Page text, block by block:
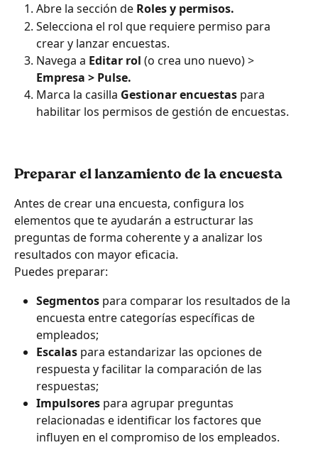
Abre la sección de Roles y permisos.
Selecciona el rol que requiere permiso para
crear y lanzar encuestas.
Navega a Editar rol (o crea uno nuevo) >
Empresa > Pulse.
Marca la casilla Gestionar encuestas para
habilitar los permisos de gestión de encuestas.
Preparar el lanzamiento de la encuesta
Antes de crear una encuesta, configura los
elementos que te ayudarán a estructurar las
preguntas de forma coherente y a analizar los
resultados con mayor eficacia.
Puedes preparar:
Segmentos para comparar los resultados de la
encuesta entre categorías específicas de
empleados;
Escalas para estandarizar las opciones de
respuesta y facilitar la comparación de las
respuestas;
Impulsores para agrupar preguntas
relacionadas e identificar los factores que
influyen en el compromiso de los empleados.